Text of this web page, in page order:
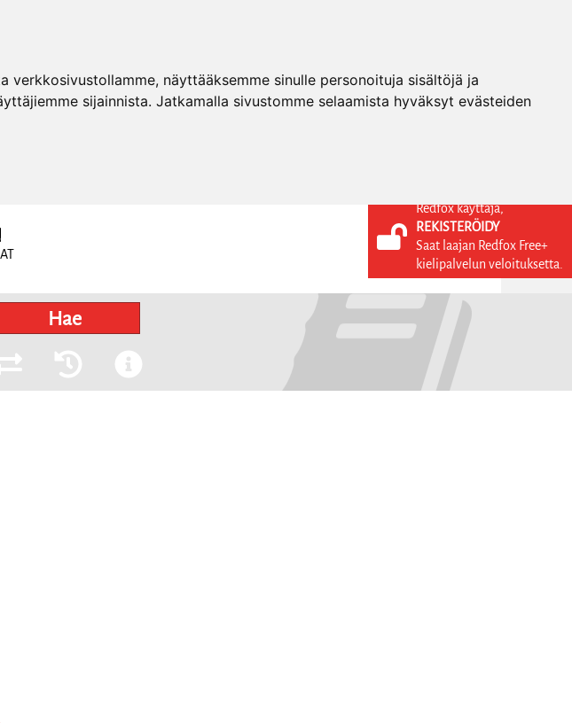
näyttääksemme sinulle personoituja sisältöjä ja
sijainnista. Jatkamalla sivustomme selaamista hyväksyt evästeiden
KIRJAUDU SISÄÄN
REKISTERÖIDY
FI
Hae
Redfox käyttäjä,
REKISTERÖIDY
Saat laajan Redfox Free+
kielipalvelun veloituksetta.